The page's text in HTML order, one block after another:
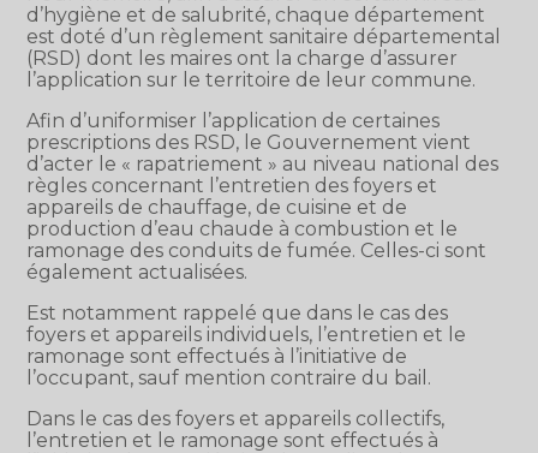
d’hygiène et de salubrité, chaque département
est doté d’un règlement sanitaire départemental
(RSD) dont les maires ont la charge d’assurer
l’application sur le territoire de leur commune.
Afin d’uniformiser l’application de certaines
prescriptions des RSD, le Gouvernement vient
d’acter le « rapatriement » au niveau national des
règles concernant l’entretien des foyers et
appareils de chauffage, de cuisine et de
production d’eau chaude à combustion et le
ramonage des conduits de fumée. Celles-ci sont
également actualisées.
Est notamment rappelé que dans le cas des
foyers et appareils individuels, l’entretien et le
ramonage sont effectués à l’initiative de
l’occupant, sauf mention contraire du bail.
Dans le cas des foyers et appareils collectifs,
l’entretien et le ramonage sont effectués à